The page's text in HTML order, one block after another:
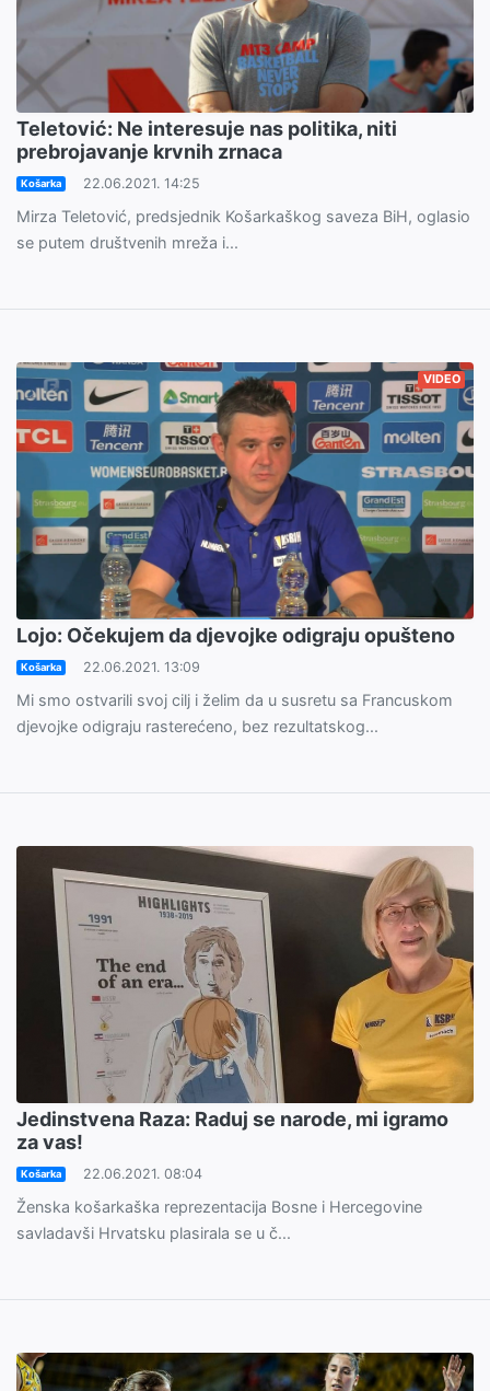
Teletović: Ne interesuje nas politika, niti
prebrojavanje krvnih zrnaca
Košarka 22.06.2021. 14:25
Mirza Teletović, predsjednik Košarkaškog saveza BiH, oglasio
se putem društvenih mreža i...
VIDEO
Lojo: Očekujem da djevojke odigraju opušteno
Košarka 22.06.2021. 13:09
Mi smo ostvarili svoj cilj i želim da u susretu sa Francuskom
djevojke odigraju rasterećeno, bez rezultatskog...
Jedinstvena Raza: Raduj se narode, mi igramo
za vas!
Košarka 22.06.2021. 08:04
Ženska košarkaška reprezentacija Bosne i Hercegovine
savladavši Hrvatsku plasirala se u č...